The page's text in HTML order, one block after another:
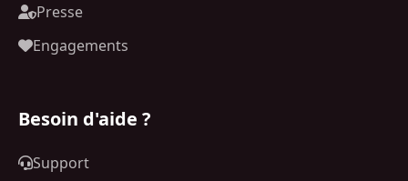
Presse
Engagements
Besoin d'aide ?
Support